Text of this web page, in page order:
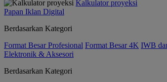
Kalkulator proyeksi
Papan Iklan Digital
Berdasarkan Kategori
Format Besar Profesional Format Besar 4K IWB
Elektronik & Aksesori
Berdasarkan Kategori